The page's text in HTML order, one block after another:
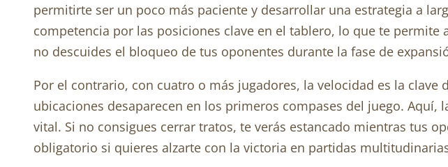
permitirte ser un poco más paciente y desarrollar una estrategia a
competencia por las posiciones clave en el tablero, lo que te
no descuides el bloqueo de tus oponentes durante la fase de
Por el contrario, con cuatro o más jugadores, la velocidad es la
ubicaciones desaparecen en los primeros compases del juego.
vital. Si no consigues cerrar tratos, te verás estancado mientras tus
obligatorio si quieres alzarte con la victoria en partidas